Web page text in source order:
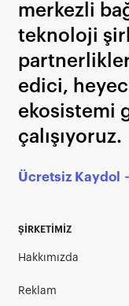
merkezli
teknoloji
edici,
ekosistemi
çalışıyoruz.
Ücretsiz Kaydol
ŞİRKETİMİZ
Hakkımızda
Reklam